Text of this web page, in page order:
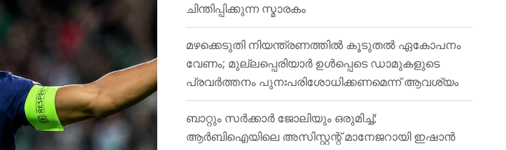
ചിന്തിപ്പിക്കുന്ന സ്മാരകം
മഴക്കെടുതി നിയന്ത്രണത്തിൽ കൂടുതൽ ഏകോപനം
വേണം; മുല്ലപ്പെരിയാർ ഉൾപ്പെടെ ഡാമുകളുടെ
പ്രവർത്തനം പുനഃപരിശോധിക്കണമെന്ന് ആവശ്യം
ബാറ്റും സർക്കാർ ജോലിയും ഒരുമിച്ച്;
ആർബിഐയിലെ അസിസ്റ്റന്റ് മാനേജറായി ഇഷാൻ